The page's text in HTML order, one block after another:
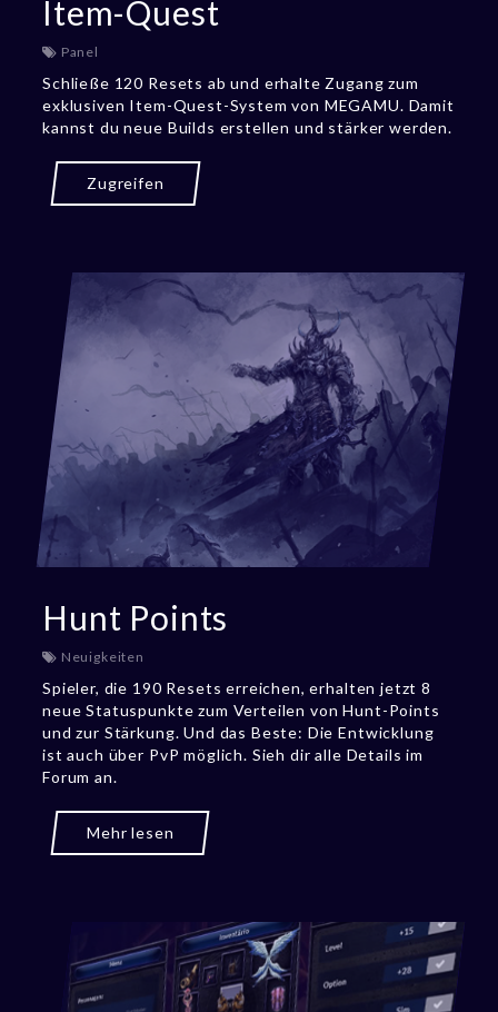
Item-Quest
Panel
Schließe 120 Resets ab und erhalte Zugang zum
exklusiven Item-Quest-System von MEGAMU. Damit
kannst du neue Builds erstellen und stärker werden.
Zugreifen
Hunt Points
Neuigkeiten
Spieler, die 190 Resets erreichen, erhalten jetzt 8
neue Statuspunkte zum Verteilen von Hunt-Points
und zur Stärkung. Und das Beste: Die Entwicklung
ist auch über PvP möglich. Sieh dir alle Details im
Forum an.
Mehr lesen